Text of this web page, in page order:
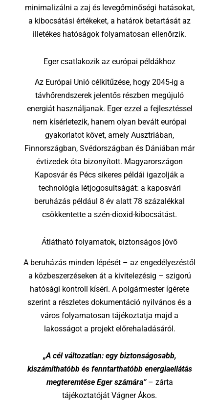
minimalizálni a zaj és levegőminőségi hatásokat,
a kibocsátási értékeket, a határok betartását az
illetékes hatóságok folyamatosan ellenőrzik.
Eger csatlakozik az európai példákhoz
Az Európai Unió célkitűzése, hogy 2045-ig a
távhőrendszerek jelentős részben megújuló
energiát használjanak. Eger ezzel a fejlesztéssel
nem kísérletezik, hanem olyan bevált európai
gyakorlatot követ, amely Ausztriában,
Finnországban, Svédországban és Dániában már
évtizedek óta bizonyított. Magyarországon
Kaposvár és Pécs sikeres példái igazolják a
technológia létjogosultságát: a kaposvári
beruházás például 8 év alatt 78 százalékkal
csökkentette a szén-dioxid-kibocsátást.
Átlátható folyamatok, biztonságos jövő
A beruházás minden lépését – az engedélyezéstől
a közbeszerzéseken át a kivitelezésig – szigorú
hatósági kontroll kíséri. A polgármester ígérete
szerint a részletes dokumentáció nyilvános és a
város folyamatosan tájékoztatja majd a
lakosságot a projekt előrehaladásáról.
„A cél változatlan: egy biztonságosabb,
kiszámíthatóbb és fenntarthatóbb energiaellátás
megteremtése Eger számára”– zárta
tájékoztatóját Vágner Ákos.